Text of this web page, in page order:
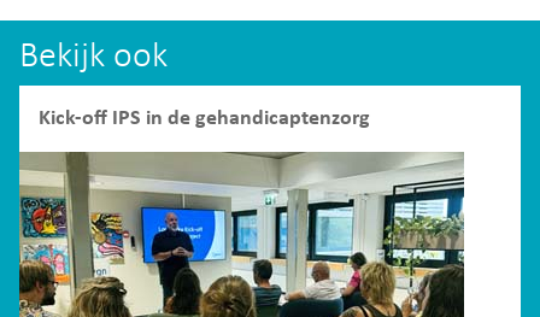
Bekijk ook
Kick-off IPS in de gehandicaptenzorg